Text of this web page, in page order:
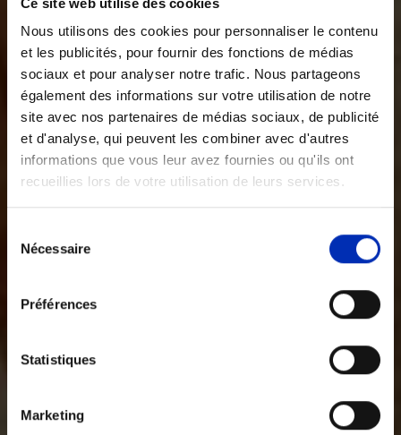
Nous utilisons des cookies pour personnaliser le contenu
et les publicités, pour fournir des fonctions de médias
sociaux et pour analyser notre trafic. Nous partageons
également des informations sur votre utilisation de notre
site avec nos partenaires de médias sociaux, de publicité
et d'analyse, qui peuvent les combiner avec d'autres
informations que vous leur avez fournies ou qu'ils ont
recueillies lors de votre utilisation de leurs services.
desNécessaire
Préférences
Statistiques
Marketing